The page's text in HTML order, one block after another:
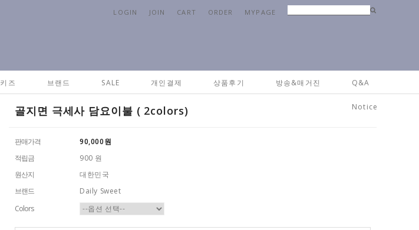
LOGIN JOIN CART ORDER MYPAGE
키즈 브랜드 SALE 개인결제 상품후기 방송&매거진 Q&A
Notice
골지면 극세사 담요이불 ( 2colors)
판매가격 90,000원
적립금
900 원
원산지
대한민국
브랜드
Daily Sweet
Colors